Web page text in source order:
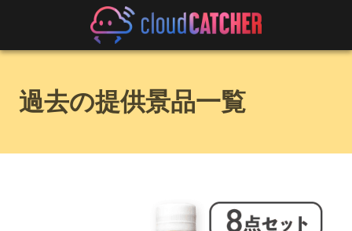
過去の提供景品一覧